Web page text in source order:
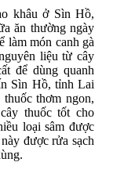
khâu ở Sìn Hồ,
ăn thường ngày
làm món canh gà
liệu từ cây
để dùng quanh
Sìn Hồ, tỉnh Lai
thơm ngon,
thuốc tốt cho
loại sâm được
được rửa sạch